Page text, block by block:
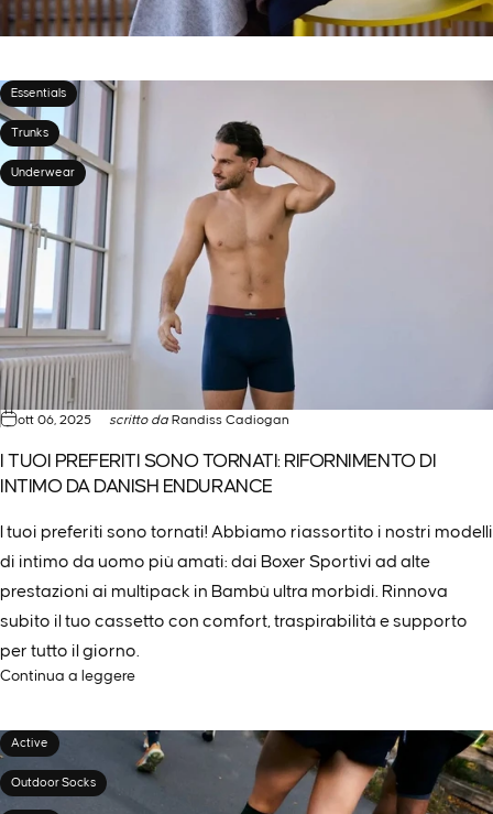
Essentials
Trunks
Underwear
ott 06, 2025 scritto da Randiss Cadiogan
I TUOI PREFERITI SONO TORNATI: RIFORNIMENTO DI
INTIMO DA DANISH ENDURANCE
I tuoi preferiti sono tornati! Abbiamo riassortito i nostri modelli
di intimo da uomo più amati: dai Boxer Sportivi ad alte
prestazioni ai multipack in Bambù ultra morbidi. Rinnova
subito il tuo cassetto con comfort, traspirabilità e supporto
per tutto il giorno.
Continua a leggere
Active
Outdoor Socks